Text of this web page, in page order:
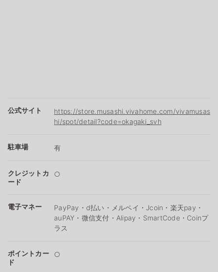
公式サイト
https://store.musashi.vivahome.com/vivamusas
hi/spot/detail?code=okagaki_svh
駐車場 有
クレジットカ
ード
○
電子マネー
PayPay・d払い・メルペイ・Jcoin・楽天pay・
auPAY・微信支付・Alipay・SmartCode・Coinプ
ラス
ポイントカー
ド
○